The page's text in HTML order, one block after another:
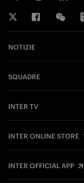
NOTIZIE
SQUADRE
INTER TV
INTER ONLINE STORE
INTER OFFICIAL APP